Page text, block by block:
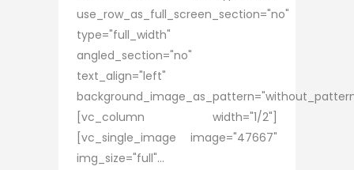
use_row_as_full_screen_section="no"
type="full_width"
angled_section="no"
text_align="left"
[vc_column width="1/2"]
[vc_single_image image="47667"
img_size="full"...